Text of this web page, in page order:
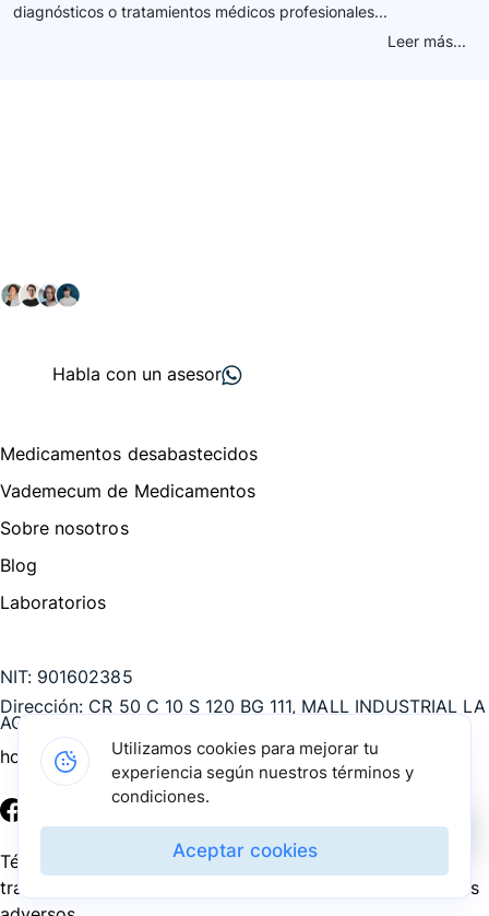
diagnósticos o tratamientos médicos profesionales...
Leer más...
Habla con un asesor
Medicamentos desabastecidos
Vademecum de Medicamentos
Sobre nosotros
Blog
Laboratorios
NIT: 901602385
Dirección: CR 50 C 10 S 120 BG 111, MALL INDUSTRIAL LA
AGUACATALA, Medellín - Antioquia, COL
hola@pharmarket.co
2026
Términos y condicionesPolítica de privacidad
tratamiento de datos personales
Reporte de eventos
Utilizamos cookies para mejorar tu
experiencia según nuestros términos y
condiciones.
Aceptar cookies